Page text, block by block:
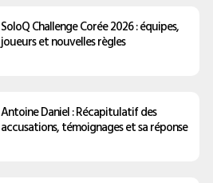
SoloQ Challenge Corée 2026 : équipes,
joueurs et nouvelles règles
Antoine Daniel : Récapitulatif des
accusations, témoignages et sa réponse